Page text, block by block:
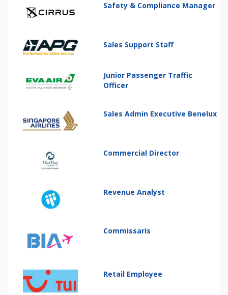
Safety & Compliance Manager
Sales Support Staff
Junior Passenger Traffic
Officer
Sales Admin Executive Benelux
Commercial Director
Revenue Analyst
Commissaris
Retail Employee